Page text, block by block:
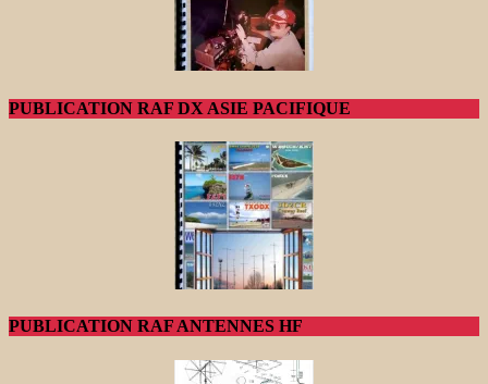
PUBLICATION RAF DX ASIE PACIFIQUE
PUBLICATION RAF ANTENNES HF